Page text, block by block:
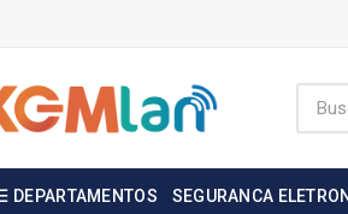
DEPARTAMENTOS SEGURANCA